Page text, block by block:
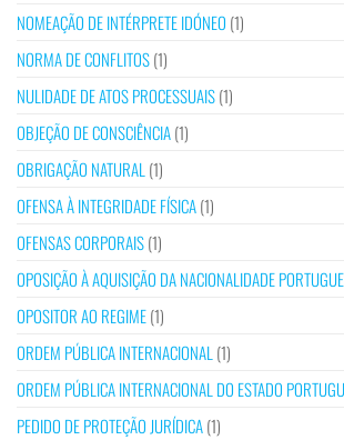
NOMEAÇÃO DE INTÉRPRETE IDÓNEO (1)
NORMA DE CONFLITOS(1)
NULIDADE DE ATOS PROCESSUAIS(1)
OBJEÇÃO DE CONSCIÊNCIA(1)
OBRIGAÇÃO NATURAL(1)
OFENSA À INTEGRIDADE FÍSICA(1)
OFENSAS CORPORAIS(1)
OPOSIÇÃO À AQUISIÇÃO DA NACIONALIDADE
OPOSITOR AO REGIME(1)
ORDEM PÚBLICA INTERNACIONAL(1)
ORDEM PÚBLICA INTERNACIONAL DO ESTADO
PEDIDO DE PROTEÇÃO JURÍDICA(1)